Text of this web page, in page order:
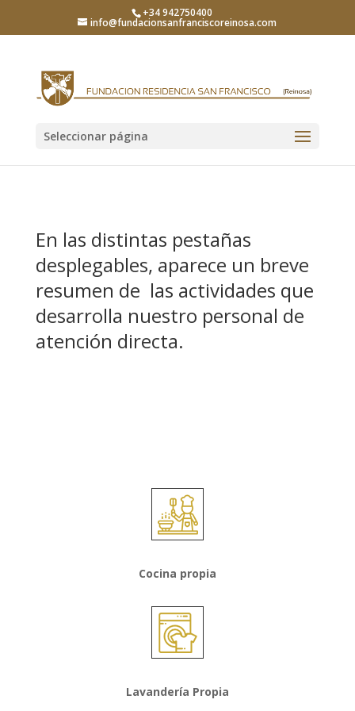
+34 942750400
info@fundacionsanfranciscoreinosa.com
Seleccionar página
En las distintas pestañas
desplegables, aparece un breve
resumen de las actividades que
desarrolla nuestro personal de
atención directa.
Cocina propia
Lavandería Propia